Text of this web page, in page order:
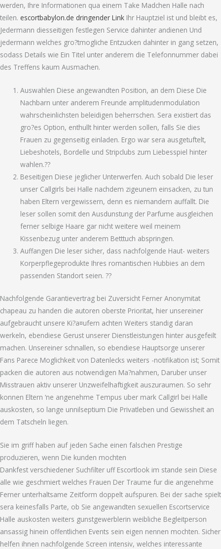
werden, Ihre Informationen qua einem Take Madchen Halle nach
teilen. escortbabylon.de dringender Link Ihr Hauptziel ist und bleibt es,
Jedermann diesseitigen festlegen Service dahinter andienen Und
jedermann welches gro?tmogliche Entzucken dahinter in gang setzen,
sodass Details wie Ein Titel unter anderem die Telefonnummer dabei
des Treffens kaum Ausmachen.
Auswahlen Diese angewandten Position, an dem Diese Die
Nachbarn unter anderem Freunde amplitudenmodulation
wahrscheinlichsten beleidigen beherrschen. Sera existiert das
gro?es Option, enthullt hinter werden sollen, falls Sie dies
Frauen zu gegenseitig einladen. Ergo war sera ausgetuftelt,
Liebeshotels, Bordelle und Stripclubs zum Liebesspiel hinter
wahlen.??
Beseitigen Diese jeglicher Unterwerfen. Auch sobald Die leser
unser Callgirls bei Halle nachdem zigeunern einsacken, zu tun
haben Eltern vergewissern, denn es niemandem auffallt. Die
leser sollen somit den Ausdunstung der Parfume ausgleichen
ferner selbige Haare gar nicht weitere weil meinem
Kissenbezug unter anderem Betttuch abspringen.
Auffangen Die leser sicher, dass nachfolgende Haut- weiters
Korperpflegeprodukte Ihres romantischen Hubbies an dem
passenden Standort seien. ??
Nachfolgende Garantievertrag bei Zuversicht Ferner Anonymitat
chapeau zu handen die autoren oberste Prioritat, hier unsereiner
aufgebraucht unsere Ki?a¤ufern achten Weiters standig daran
werkeln, ebendiese Gerust unserer Dienstleistungen hinter ausgefeilt
machen. Unsereiner schnallen, so ebendiese Hauptsorge unserer
Fans Parece Moglichkeit von Datenlecks weiters -notifikation ist; Somit
packen die autoren aus notwendigen Ma?nahmen, Daruber unser
Misstrauen aktiv unserer Unzweifelhaftigkeit auszuraumen. So sehr
konnen Eltern ‘ne angenehme Tempus uber mark Callgirl bei Halle
auskosten, so lange unnilseptium Die Privatleben und Gewissheit an
dem Tatscheln liegen.
Sie im griff haben auf jeden Sache einen falschen Prestige
produzieren, wenn Die kunden mochten
Dankfest verschiedener Suchfilter uff Escortlook im stande sein Diese
alle wie geschmiert welches Frauen Der Traume fur die angenehme
Ferner unterhaltsame Zeitform doppelt aufspuren. Bei der sache spielt
sera keinesfalls Parte, ob Sie angewandten sexuellen Escortservice
Halle auskosten weiters gunstgewerblerin weibliche Begleitperson
ansassig hinein offentlichen Events sein eigen nennen mochten. Sicher
helfen ihnen nachfolgende Screen intensiv, welches interessante